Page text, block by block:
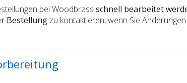
bei Woodbrass schnell bearbeitet
Bestellungzu kontaktieren, wenn Sie